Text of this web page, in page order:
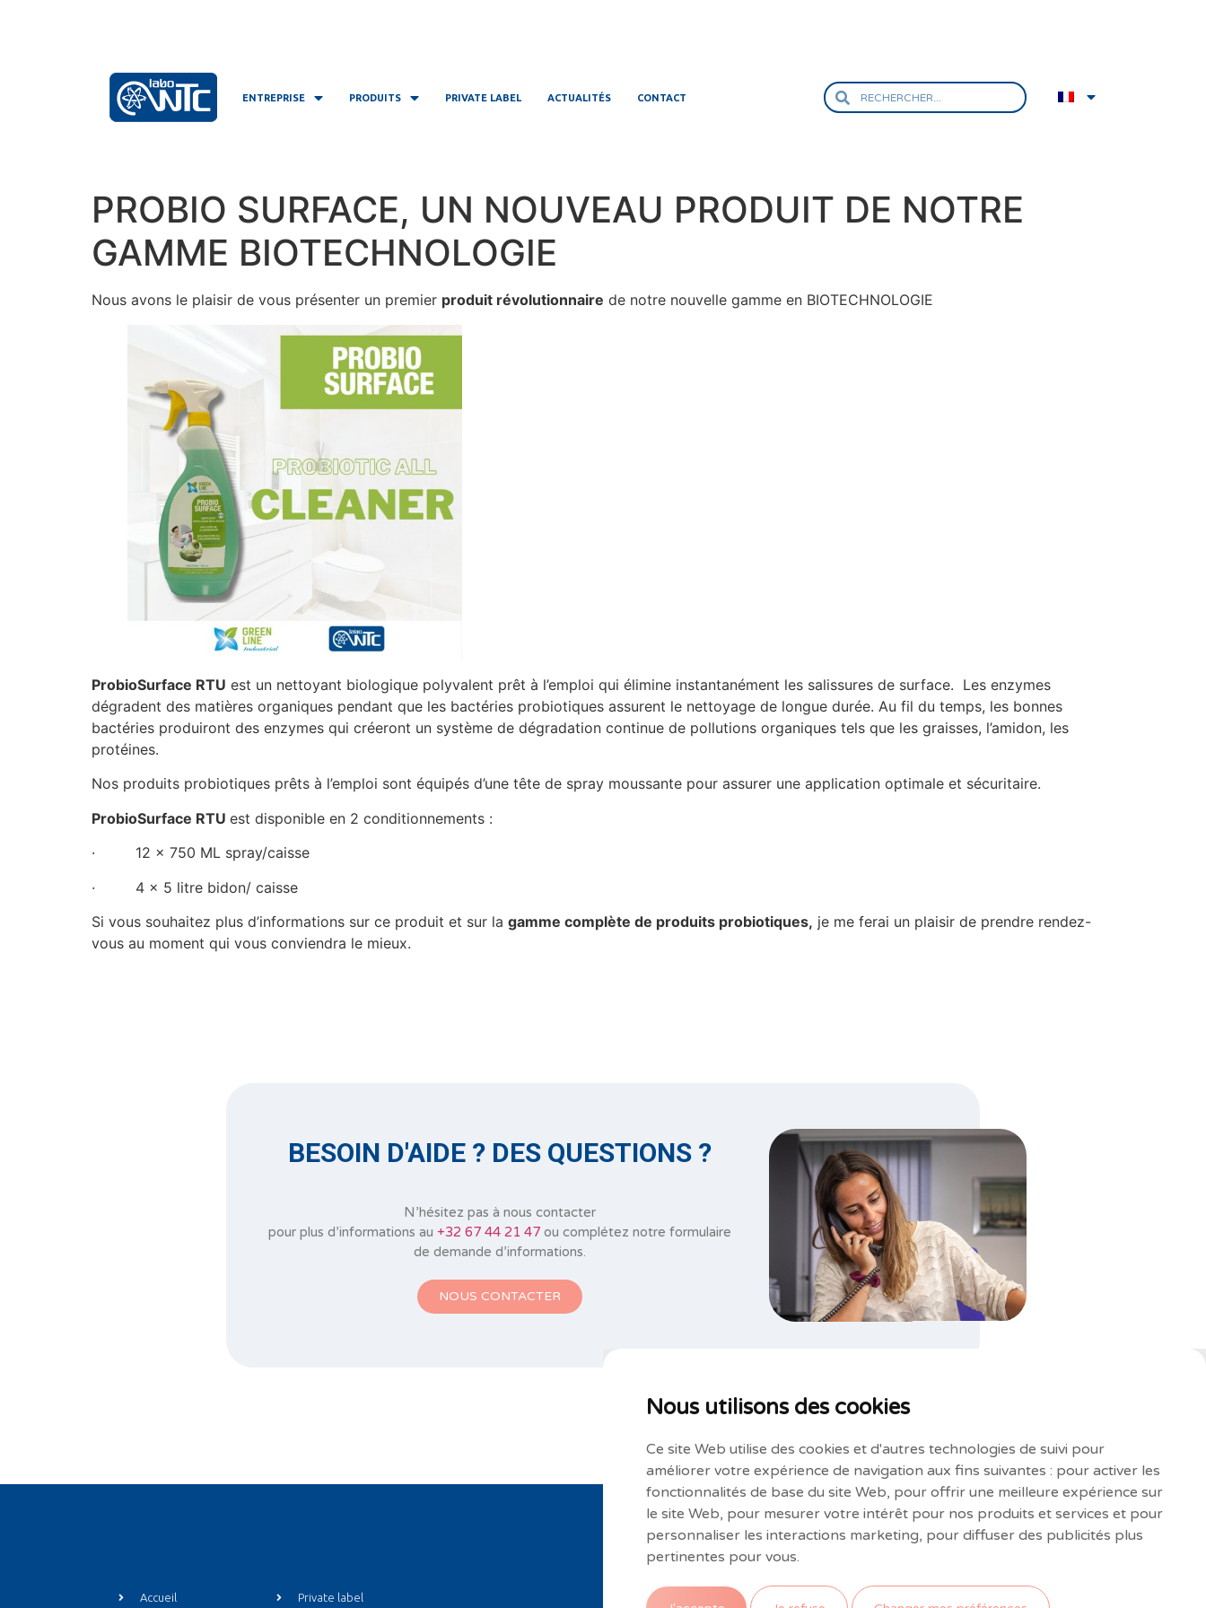
Nous utilisons des cookies
Ce site Web utilise des cookies et d'autres technologies de suivi pour
améliorer votre expérience de navigation aux fins suivantes : pour activer les
fonctionnalités de base du site Web, pour offrir une meilleure expérience sur
le site Web, pour mesurer votre intérêt pour nos produits et services et pour
personnaliser les interactions marketing, pour diffuser des publicités plus
pertinentes pour vous.
ENTREPRISE PRODUITS PRIVATE LABEL ACTUALITÉS CONTACT
PROBIO SURFACE, UN NOUVEAU PRODUIT DE NOTRE
GAMME BIOTECHNOLOGIE
Nous avons le plaisir de vous présenter un premier produit révolutionnaire de notre nouvelle gamme en BIOTECHNOLOGIE
ProbioSurface RTU est un nettoyant biologique polyvalent prêt à l’emploi qui élimine instantanément les salissures de surface. Les enzymes
dégradent des matières organiques pendant que les bactéries probiotiques assurent le nettoyage de longue durée. Au fil du temps, les bonnes
bactéries produiront des enzymes qui créeront un système de dégradation continue de pollutions organiques tels que les graisses, l’amidon, les
protéines.
Nos produits probiotiques prêts à l’emploi sont équipés d’une tête de spray moussante pour assurer une application optimale et sécuritaire.
ProbioSurface RTU est disponible en 2 conditionnements :
· 12 x 750 ML spray/caisse
· 4 x 5 litre bidon/ caisse
Si vous souhaitez plus d’informations sur ce produit et sur la gamme complète de produits probiotiques, je me ferai un plaisir de prendre rendez-
vous au moment qui vous conviendra le mieux.
BESOIN D'AIDE ? DES QUESTIONS ?
N’hésitez pas à nous contacter
pour plus d’informations au +32 67 44 21 47 ou complétez notre formulaire
de demande d’informations.
NOUS CONTACTER
Accueil Private label
S'inscrire à notre newsletter